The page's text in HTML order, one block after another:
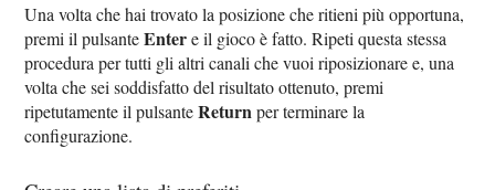
Una volta che hai trovato la posizione che ritieni più opportuna,
premi il pulsanteEntere il gioco è fatto. Ripeti questa stessa
procedura per tutti gli altri canali che vuoi riposizionare e, una
volta che sei soddisfatto del risultato ottenuto, premi
ripetutamente il pulsanteReturn per terminare la
configurazione.